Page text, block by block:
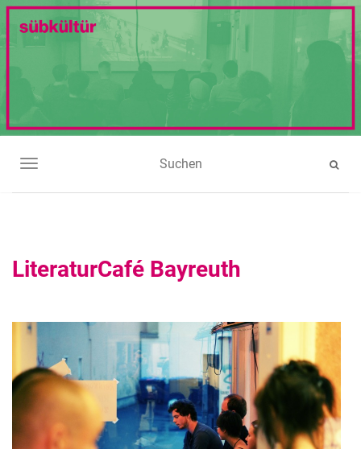
NAVIGATION UMSCHALTEN
LiteraturCafé Bayreuth